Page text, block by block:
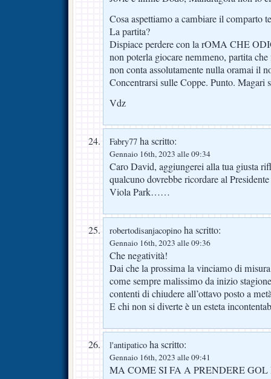
Cosa aspettiamo a cambiare il comparto
La partita?
Dispiace perdere con la rOMA CHE
non poterla giocare nemmeno, partita
non conta assolutamente nulla oramai il
Concentrarsi sulle Coppe. Punto. Magari
Vdz
Fabry77 ha scritto:
Gennaio 16th, 2023 alle 09:34
Caro David, aggiungerei alla tua giusta
qualcuno dovrebbe ricordare al
Viola Park……
robertodisanjacopino ha scritto:
Gennaio 16th, 2023 alle 09:36
Che negatività!
Dai che la prossima la vinciamo di
come sempre malissimo da inizio
contenti di chiudere all’ottavo posto a
E chi non si diverte è un esteta
l'antipatico ha scritto:
Gennaio 16th, 2023 alle 09:41
MA COME SI FA A PRENDERE